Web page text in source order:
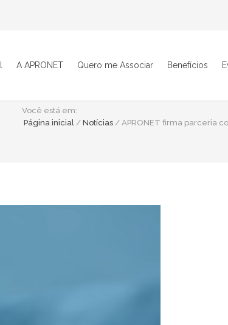
A APRONET Quero me Associar Benefícios
Você está em:
Página inicial / Notícias / APRONET firma parceria